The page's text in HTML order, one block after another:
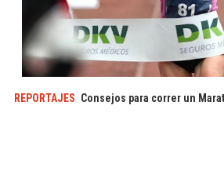
REPORTAJES Consejos para correr un